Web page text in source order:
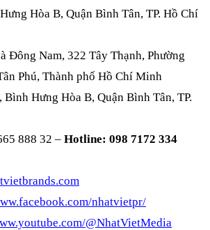
Hòa B, Quận Bình Tân, TP. Hồ Chí
Đông Nam, 322 Tây Thạnh, Phường
Phú, Thành phố Hồ Chí Minh
Hưng Hòa B, Quận Bình Tân, TP.
888 32 – Hotline: 098 7172 334
nhatvietpr/
@NhatVietMedia